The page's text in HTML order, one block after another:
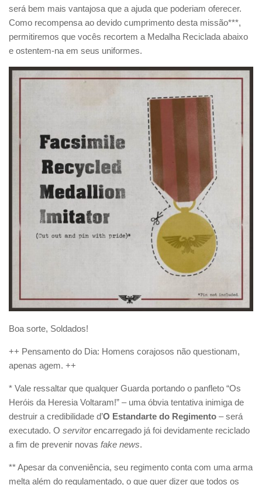
será bem mais vantajosa que a ajuda que poderiam oferecer.
Como recompensa ao devido cumprimento desta missão***,
permitiremos que vocês recortem a Medalha Reciclada abaixo
e ostentem-na em seus uniformes.
Boa sorte, Soldados!
++ Pensamento do Dia: Homens corajosos não questionam,
apenas agem. ++
* Vale ressaltar que qualquer Guarda portando o panfleto “Os
Heróis da Heresia Voltaram!” – uma óbvia tentativa inimiga de
destruir a credibilidade d’O Estandarte do Regimento – será
executado. O servitorencarregado já foi devidamente reciclado
a fim de prevenir novas fake news.
** Apesar da conveniência, seu regimento conta com uma arma
melta além do regulamentado, o que quer dizer que todos os